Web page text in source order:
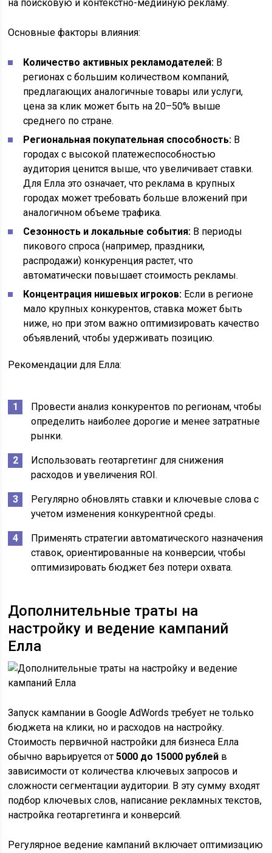
на поисковую и контекстно-медийную рекламу.
Основные факторы влияния:
Количество активных рекламодателей: В
регионах с большим количеством компаний,
предлагающих аналогичные товары или услуги,
цена за клик может быть на 20–50% выше
среднего по стране.
Региональная покупательная способность: В
городах с высокой платежеспособностью
аудитория ценится выше, что увеличивает ставки.
Для Елла это означает, что реклама в крупных
городах может требовать больше вложений при
аналогичном объеме трафика.
Сезонность и локальные события: В периоды
пикового спроса (например, праздники,
распродажи) конкуренция растет, что
автоматически повышает стоимость рекламы.
Концентрация нишевых игроков: Если в регионе
мало крупных конкурентов, ставка может быть
ниже, но при этом важно оптимизировать качество
объявлений, чтобы удерживать позицию.
Рекомендации для Елла:
Провести анализ конкурентов по регионам, чтобы
определить наиболее дорогие и менее затратные
рынки.
Использовать геотаргетинг для снижения
расходов и увеличения ROI.
Регулярно обновлять ставки и ключевые слова с
учетом изменения конкурентной среды.
Применять стратегии автоматического назначения
ставок, ориентированные на конверсии, чтобы
оптимизировать бюджет без потери охвата.
Дополнительные траты на
настройку и ведение кампаний
Елла
Запуск кампании в Google AdWords требует не только
бюджета на клики, но и расходов на настройку.
Стоимость первичной настройки для бизнеса Елла
обычно варьируется от5000 до 15000 рублей в
зависимости от количества ключевых запросов и
сложности сегментации аудитории. В эту сумму входят
подбор ключевых слов, написание рекламных текстов,
настройка геотаргетинга и конверсий.
Регулярное ведение кампаний включает оптимизацию